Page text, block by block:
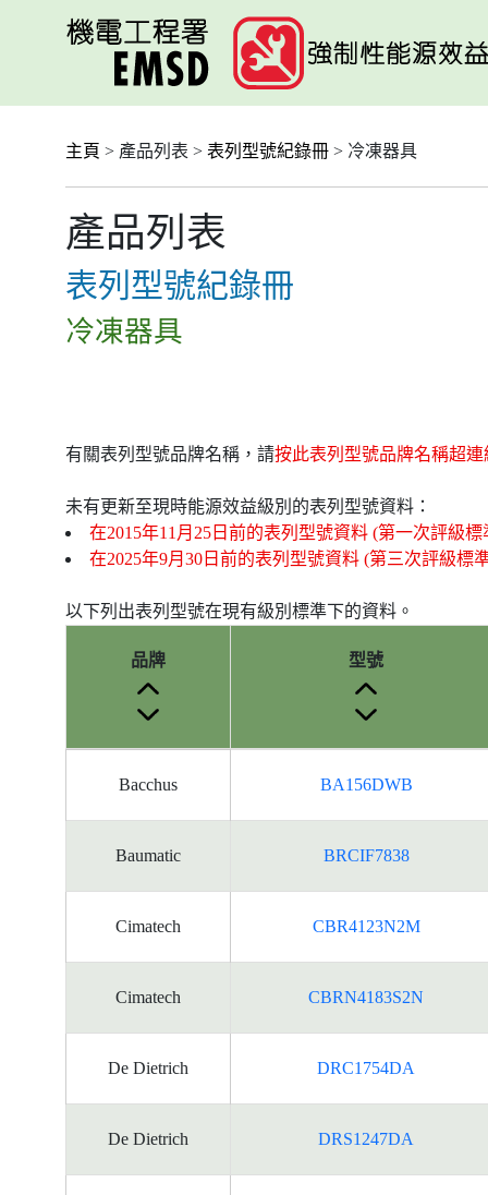
主頁 > 產品列表 > 表列型號紀錄冊 > 冷凍器具
產品列表
表列型號紀錄冊
冷凍器具
有關表列型號品牌名稱，請按此表列型號品牌名稱超連
未有更新至現時能源效益級別的表列型號資料：
在2015年11月25日前的表列型號資料 (第一次評級標
在2025年9月30日前的表列型號資料 (第三次評級標
以下列出表列型號在現有級別標準下的資料。
能
品牌 型號
Bacchus BA156DWB
Baumatic BRCIF7838
Cimatech CBR4123N2M
Cimatech CBRN4183S2N
De Dietrich DRC1754DA
De Dietrich DRS1247DA